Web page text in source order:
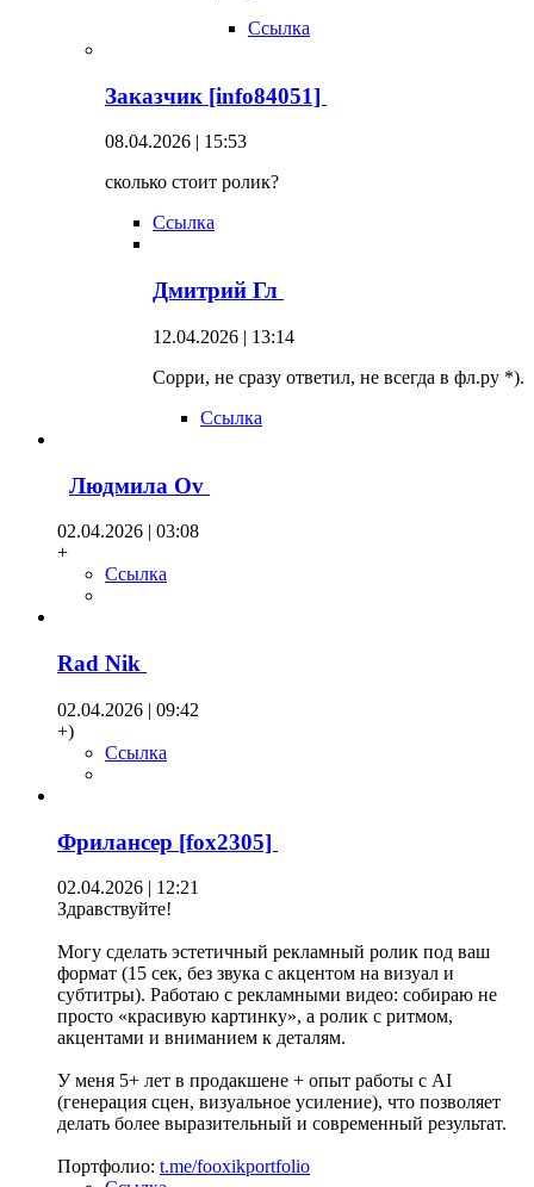
Ссылка
Заказчик [info84051]
08.04.2026 | 15:53
сколько стоит ролик?
Ссылка
Дмитрий Гл
12.04.2026 | 13:14
Сорри, не сразу ответил, не всегда в фл.ру *).
Ссылка
Людмила Оv
02.04.2026 | 03:08
+
Ссылка
Rad Nik
02.04.2026 | 09:42
+)
Ссылка
Фрилансер [fox2305]
02.04.2026 | 12:21
Здравствуйте!
Могу сделать эстетичный рекламный ролик под ваш
формат (15 сек, без звука с акцентом на визуал и
субтитры). Работаю с рекламными видео: собираю не
просто «красивую картинку», а ролик с ритмом,
акцентами и вниманием к деталям.
У меня 5+ лет в продакшене + опыт работы с AI
(генерация сцен, визуальное усиление), что позволяет
делать более выразительный и современный результат.
Портфолио: t.me/fooxikportfolio